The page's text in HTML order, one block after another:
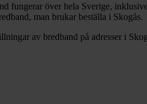
fungerar över hela Sverige,
man brukar beställa i Skogås.
av bredband på adresser i